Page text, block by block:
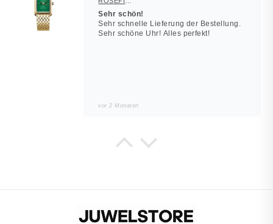
Sehr schön!
Sehr schnelle Lieferung der Bestellung.
Sehr schöne Uhr! Alles perfekt!
vor 2 Monaten
Noah